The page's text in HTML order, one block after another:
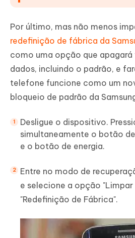
Por último, mas não menos
redefinição de fábrica da
como uma opção que apagará
dados, incluindo o padrão, e
telefone funcione como um
bloqueio de padrão da
Desligue o dispositivo.
simultaneamente o botão
e o botão de energia.
Entre no modo de
e selecione a opção "Limpar
"Redefinição de Fábrica".